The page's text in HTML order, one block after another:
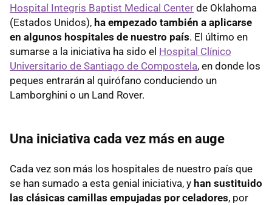
Hospital Integris Baptist Medical Center de Oklahoma
(Estados Unidos), ha empezado también a aplicarse
en algunos hospitales de nuestro país. El último en
sumarse a la iniciativa ha sido el Hospital Clínico
Universitario de Santiago de Compostela, en donde los
peques entrarán al quirófano conduciendo un
Lamborghini o un Land Rover.
Una iniciativa cada vez más en auge
Cada vez son más los hospitales de nuestro país que
se han sumado a esta genial iniciativa, y han sustituido
las clásicas camillas empujadas por celadores, por